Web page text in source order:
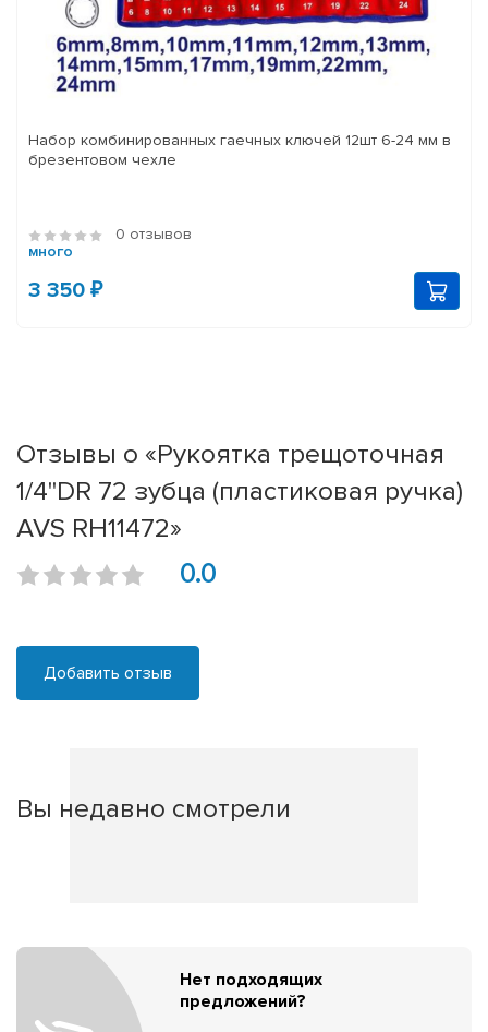
Набор комбинированных гаечных ключей 12шт 6-24 мм в
брезентовом чехле
0 отзывов
много
3 350 ₽
Отзывы о «Рукоятка трещоточная
1/4"DR 72 зубца (пластиковая ручка)
AVS RH11472»
0.0
Добавить отзыв
Вы недавно смотрели
Нет подходящих
предложений?